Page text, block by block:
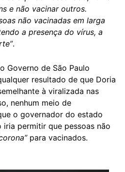
e não vacinar outros.
não vacinadas em larga
a presença do vírus, a
.
Governo de São Paulo
resultado de que Doria
à viralizada nas
nenhum meio de
o governador do estado
permitir que pessoas não
para vacinados.